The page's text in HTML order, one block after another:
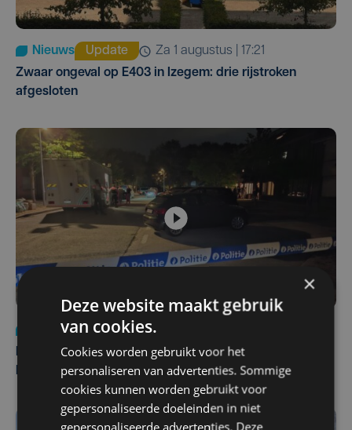
Nieuws Update
za 1 augustus | 17:21
Zwaar ongeval op E403 in Izegem: drie rijstroken
afgesloten
Nieuws
di 4 augustus | 09:32
Man en vrouw dood aangetroffen in woning in Sint-
Pieters Brugge
×
Deze website maakt gebruik
van cookies.
Cookies worden gebruikt voor het
personaliseren van advertenties. Sommige
cookies kunnen worden gebruikt voor
gepersonaliseerde doeleinden in niet
gepersonaliseerde advertenties. Deze